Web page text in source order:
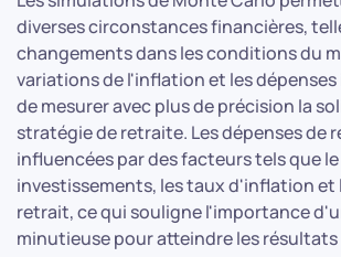
diverses circonstances financières,
changements dans les conditions du
variations de l'inflation et les dépenses
de mesurer avec plus de précision la
stratégie de retraite. Les dépenses de
influencées par des facteurs tels que
investissements, les taux d'inflation et
retrait, ce qui souligne l'importance
minutieuse pour atteindre les